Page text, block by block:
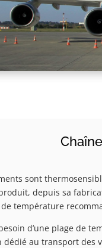
sont
depuis sa
température
d’une plage de
au transport des